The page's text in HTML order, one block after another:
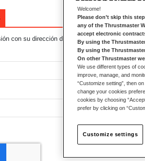
con su dirección de correo electrónico.
Welcome!
Please don’t skip this step
any of the Thrustmaster
accept electronic
By using the
By using the
On other Thrustmaster
We use different types of
improve, manage, and
“Customize setting”, then
change your cookies
cookies by choosing
prefer by clicking on
Customize settings